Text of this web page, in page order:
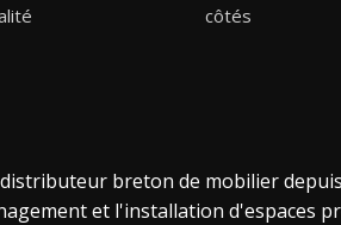
côtés
distributeur breton de mobilier
et l'installation d'espaces